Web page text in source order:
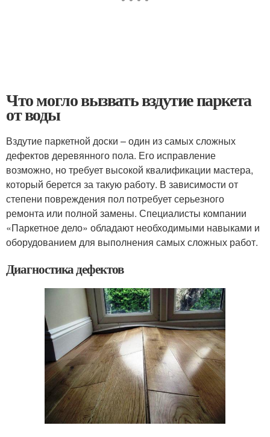
Что могло вызвать вздутие паркета
от воды
Вздутие паркетной доски – один из самых сложных
дефектов деревянного пола. Его исправление
возможно, но требует высокой квалификации мастера,
который берется за такую работу. В зависимости от
степени повреждения пол потребует серьезного
ремонта или полной замены. Специалисты компании
«Паркетное дело» обладают необходимыми навыками и
оборудованием для выполнения самых сложных работ.
Диагностика дефектов